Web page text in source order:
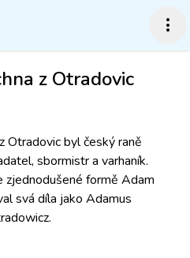
more_vert
z Otradovic
Otradovic byl český raně
sbormistr a varhaník.
zjednodušené formě Adam
svá díla jako Adamus